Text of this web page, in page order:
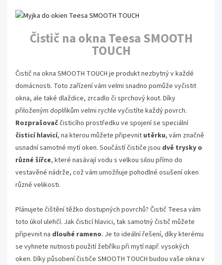
Čistič na okna Teesa SMOOTH
TOUCH
Čistič na okna SMOOTH TOUCH je produkt nezbytný v každé
domácnosti. Toto zařízení vám velmi snadno pomůže vyčistit
okna, ale také dlaždice, zrcadlo či sprchový kout. Díky
přiloženým doplňkům velmi rychle vyčistíte každý povrch.
Rozprašovaččisticího prostředku ve spojení se speciální
čisticí hlavicí, na kterou můžete připevnit utěrku, vám značně
usnadní samotné mytí oken. Součástí čističe jsou dvě trysky o
různé šířce, které nasávají vodu s velkou silou přímo do
vestavěné nádrže, což vám umožňuje pohodlné osušení oken
různé velikosti.
Plánujete čištění těžko dostupných povrchů? Čistič Teesa vám
toto úkol ulehčí. Jak čisticí hlavici, tak samotný čistič můžete
připevnit na dlouhé rameno. Je to ideální řešení, díky kterému
se vyhnete nutnosti použití žebříku při mytí např. vysokých
oken. Díky působení čističe SMOOTH TOUCH budou vaše okna v